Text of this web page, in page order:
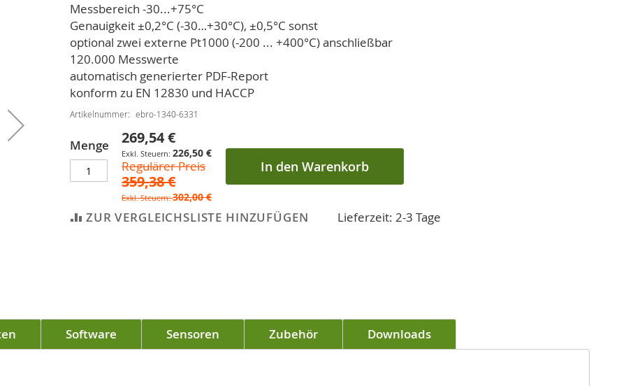
Messbereich -30...+75°C
Genauigkeit ±0,2°C (-30…+30°C), ±0,5°C sonst
optional zwei externe Pt1000 (-200 ... +400°C) anschließbar
120.000 Messwerte
automatisch generierter PDF-Report
konform zu EN 12830 und HACCP
Artikelnummer ebro-1340-6331
Menge Sonderpreis
269,54 €
226,50 €
Regulärer Preis
359,38 €
302,00 €
In den Warenkorb
ZUR VERGLEICHSLISTE HINZUFÜGEN Lieferzeit: 2-3 Tage
Software Sensoren Zubehör Downloads